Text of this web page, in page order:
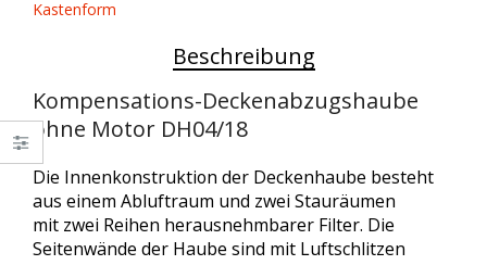
quantity
Kastenform
Beschreibung
Kompensations-Deckenabzugshaube
ohne Motor DH04/18
Die Innenkonstruktion der Deckenhaube besteht
aus einem Abluftraum und zwei Stauräumen
mit zwei Reihen herausnehmbarer Filter. Die
Seitenwände der Haube sind mit Luftschlitzen